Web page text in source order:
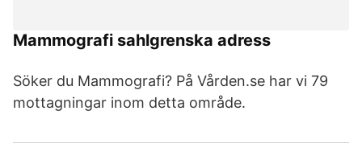
Mammografi sahlgrenska adress
Söker du Mammografi? På Vården.se har vi 79
mottagningar inom detta område.